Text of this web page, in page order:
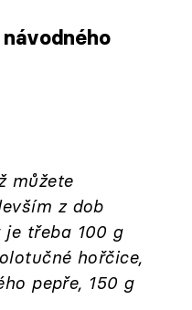
můžete
z dob
třeba 100 g
hořčice,
pepře, 150 g